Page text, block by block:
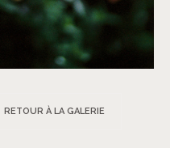
RETOUR À LA GALERIE